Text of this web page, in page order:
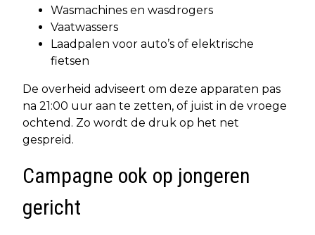
Wasmachines en wasdrogers
Vaatwassers
Laadpalen voor auto’s of elektrische
fietsen
De overheid adviseert om deze apparaten pas
na 21:00 uur aan te zetten, of juist in de vroege
ochtend. Zo wordt de druk op het net
gespreid.
Campagne ook op jongeren
gericht